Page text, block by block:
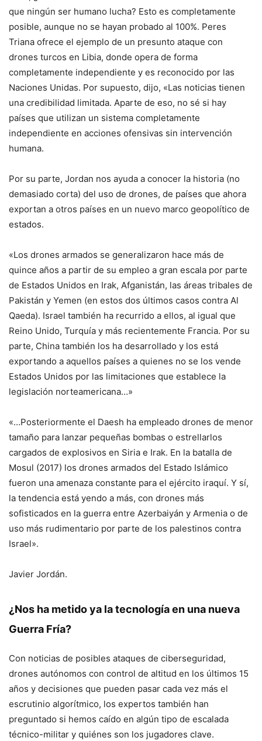
que ningún ser humano lucha? Esto es completamente
posible, aunque no se hayan probado al 100%. Peres
Triana ofrece el ejemplo de un presunto ataque con
drones turcos en Libia, donde opera de forma
completamente independiente y es reconocido por las
Naciones Unidas. Por supuesto, dijo, «Las noticias tienen
una credibilidad limitada. Aparte de eso, no sé si hay
países que utilizan un sistema completamente
independiente en acciones ofensivas sin intervención
humana.
Por su parte, Jordan nos ayuda a conocer la historia (no
demasiado corta) del uso de drones, de países que ahora
exportan a otros países en un nuevo marco geopolítico de
estados.
«Los drones armados se generalizaron hace más de
quince años a partir de su empleo a gran escala por parte
de Estados Unidos en Irak, Afganistán, las áreas tribales de
Pakistán y Yemen (en estos dos últimos casos contra Al
Qaeda). Israel también ha recurrido a ellos, al igual que
Reino Unido, Turquía y más recientemente Francia. Por su
parte, China también los ha desarrollado y los está
exportando a aquellos países a quienes no se los vende
Estados Unidos por las limitaciones que establece la
legislación norteamericana…»
«…Posteriormente el Daesh ha empleado drones de menor
tamaño para lanzar pequeñas bombas o estrellarlos
cargados de explosivos en Siria e Irak. En la batalla de
Mosul (2017) los drones armados del Estado Islámico
fueron una amenaza constante para el ejército iraquí. Y sí,
la tendencia está yendo a más, con drones más
sofisticados en la guerra entre Azerbaiyán y Armenia o de
uso más rudimentario por parte de los palestinos contra
Israel».
Javier Jordán.
¿Nos ha metido ya la tecnología en una nueva
Guerra Fría?
Con noticias de posibles ataques de ciberseguridad,
drones autónomos con control de altitud en los últimos 15
años y decisiones que pueden pasar cada vez más el
escrutinio algorítmico, los expertos también han
preguntado si hemos caído en algún tipo de escalada
técnico-militar y quiénes son los jugadores clave.